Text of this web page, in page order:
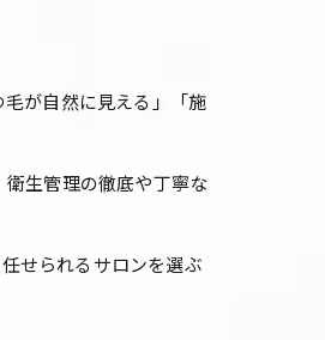
が自然に見える」「施
生管理の徹底や丁寧な
せられるサロンを選ぶ